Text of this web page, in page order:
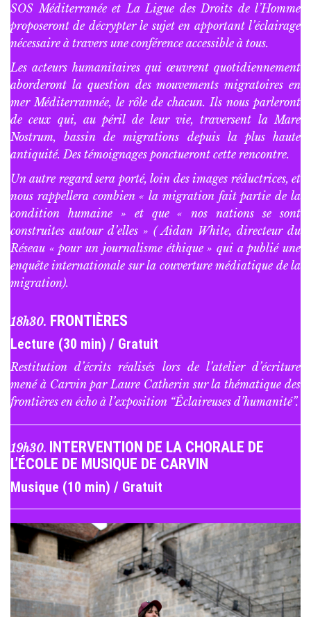
SOS Méditerranée et La Ligue des Droits de l’Homme
proposeront de décrypter le sujet en apportant l’éclairage
nécessaire à travers une conférence accessible à tous.
Les acteurs humanitaires qui œuvrent quotidiennement
aborderont la question des mouvements migratoires en
mer Méditerrannée, le rôle de chacun. Ils nous parleront
de ceux qui, au péril de leur vie, traversent la Mare
Nostrum, bassin de migrations depuis la plus haute
antiquité. Des témoignages ponctueront cette rencontre.
Un autre regard sera porté, loin des images réductrices, et
nous rappellera combien « la migration fait partie de la
condition humaine » et que « nos nations se sont
construites autour d’elles » ( Aidan White, directeur du
Réseau « pour un journalisme éthique » qui a publié une
enquête internationale sur la couverture médiatique de la
migration).
18h30. FRONTIÈRES
Lecture (30 min) / Gratuit
Restitution d’écrits réalisés lors de l’atelier d’écriture
mené à Carvin par Laure Catherin sur la thématique des
frontières en écho à l’exposition “Éclaireuses d’humanité”.
19h30. INTERVENTION DE LA CHORALE DE
L’ÉCOLE DE MUSIQUE DE CARVIN
Musique (10 min) / Gratuit